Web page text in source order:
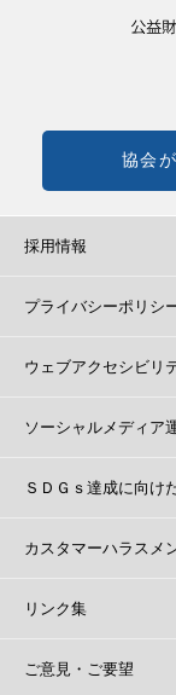
協会
採用情報
プライバシーポリシ
ウェブアクセシビリ
ソーシャルメディア
ＳＤＧｓ達成に向け
カスタマーハラスメ
リンク集
ご意見・ご要望